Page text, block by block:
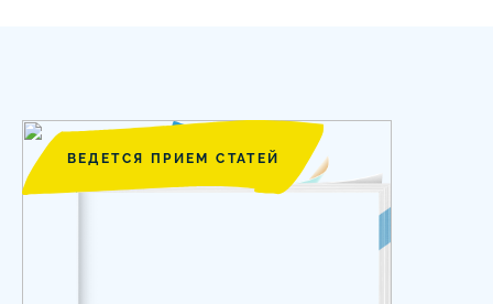
ВЕДЕТСЯ ПРИЕМ СТАТЕЙ